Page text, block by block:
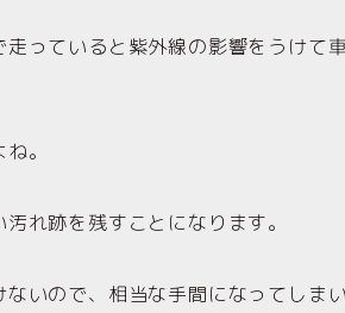
っていると紫外線の影響をうけて
。
れ跡を残すことになります。
いので、相当な手間になってしまい